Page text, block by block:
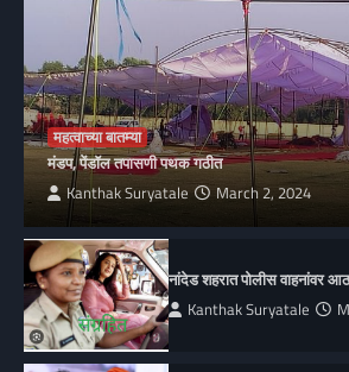
महत्वाच्या बातम्या
मंडप, पेंडॉल तपासणी पथक गठीत
Kanthak Suryatale March 2, 2024
नांदेड शहरात पोलीस वाहनांवर
Kanthak Suryatale